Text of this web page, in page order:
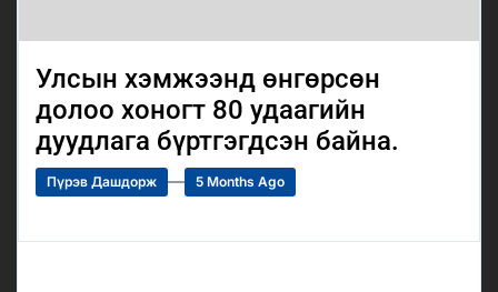
Улсын хэмжээнд өнгөрсөн
долоо хоногт 80 удаагийн
дуудлага бүртгэгдсэн байна.
Пүрэв Дашдорж 5 Months Ago